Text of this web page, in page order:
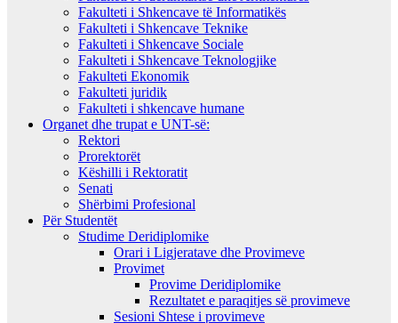
Fakulteti i Shkencave të Informatikës
Fakulteti i Shkencave Teknike
Fakulteti i Shkencave Sociale
Fakulteti i Shkencave Teknologjike
Fakulteti Ekonomik
Fakulteti juridik
Fakulteti i shkencave humane
Organet dhe trupat e UNT-së:
Rektori
Prorektorët
Këshilli i Rektoratit
Senati
Shërbimi Profesional
Për Studentët
Studime Deridiplomike
Orari i Ligjeratave dhe Provimeve
Provimet
Provime Deridiplomike
Rezultatet e paraqitjes së provimeve
Sesioni Shtese i provimeve